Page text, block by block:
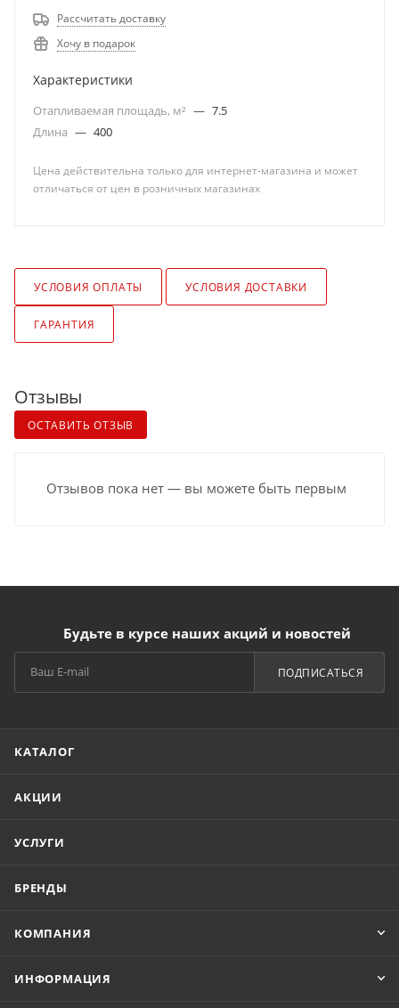
Рассчитать доставку
Хочу в подарок
Характеристики
Отапливаемая площадь, м² — 7.5
Длина — 400
Цена действительна только для интернет-магазина и может
отличаться от цен в розничных магазинах
УСЛОВИЯ ОПЛАТЫ УСЛОВИЯ ДОСТАВКИ
ГАРАНТИЯ
Отзывы
ОСТАВИТЬ ОТЗЫВ
Отзывов пока нет — вы можете быть первым
Будьте в курсе наших акций и новостей
ПОДПИСАТЬСЯ
КАТАЛОГ
АКЦИИ
УСЛУГИ
БРЕНДЫ
КОМПАНИЯ
ИНФОРМАЦИЯ